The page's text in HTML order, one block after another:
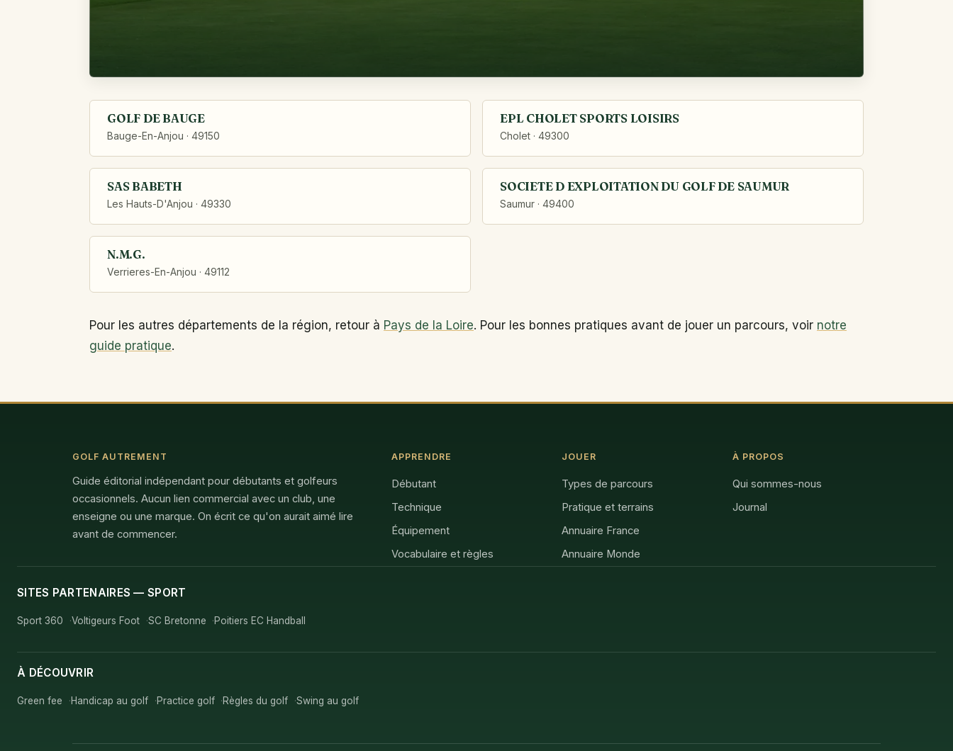
GOLF DE BAUGE
Bauge-En-Anjou · 49150
EPL CHOLET SPORTS LOISIRS
Cholet · 49300
SAS BABETH
Les Hauts-D'Anjou · 49330
SOCIETE D EXPLOITATION DU GOLF DE SAUMUR
Saumur · 49400
N.M.G.
Verrieres-En-Anjou · 49112
Pour les autres départements de la région, retour à Pays de la Loire. Pour les bonnes pratiques avant de jouer un parcours, voir notre
guide pratique.
GOLF AUTREMENT
Guide éditorial indépendant pour débutants et golfeurs
occasionnels. Aucun lien commercial avec un club, une
enseigne ou une marque. On écrit ce qu'on aurait aimé lire
avant de commencer.
APPRENDRE
Débutant
Technique
Équipement
Vocabulaire et règles
JOUER
Types de parcours
Pratique et terrains
Annuaire France
Annuaire Monde
À PROPOS
Qui sommes-nous
Journal
SITES PARTENAIRES — SPORT
Sport 360 Voltigeurs Foot SC Bretonne Poitiers EC Handball
À DÉCOUVRIR
Green fee Handicap au golf Practice golf Règles du golf Swing au golf